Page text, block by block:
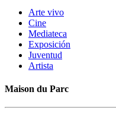
Arte vivo
Cine
Mediateca
Exposición
Juventud
Artista
Maison du Parc